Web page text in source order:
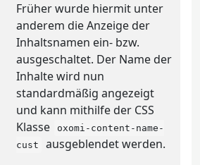
Früher wurde hiermit unter
anderem die Anzeige der
Inhaltsnamen ein- bzw.
ausgeschaltet. Der Name der
Inhalte wird nun
standardmäßig angezeigt
und kann mithilfe der CSS
Klasse
oxomi-content-name-
cust
ausgeblendet werden.